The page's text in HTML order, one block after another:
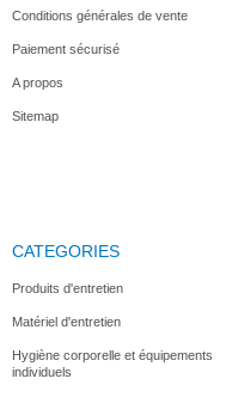
Conditions générales de vente
Paiement sécurisé
A propos
Sitemap
CATEGORIES
Produits d'entretien
Matériel d'entretien
Hygiène corporelle et équipements
individuels